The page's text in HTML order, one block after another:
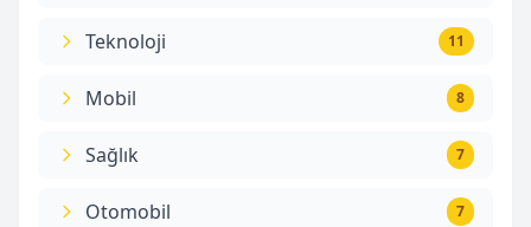
Teknoloji 11
Mobil 8
Sağlık 7
Otomobil 7